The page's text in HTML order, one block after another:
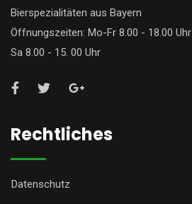
Bierspezialitäten aus Bayern
Öffnungszeiten: Mo-Fr 8.00 - 18.00 Uhr
Sa 8.00 - 15. 00 Uhr
Rechtliches
Datenschutz